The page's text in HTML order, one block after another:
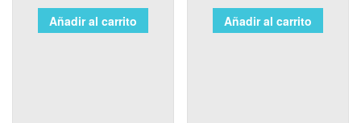
Añadir al carrito Añadir al carrito